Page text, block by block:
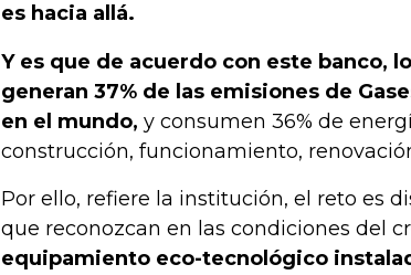
es hacia allá.
Y es que de acuerdo con este banco,
generan 37% de las emisiones de
en el mundo, y consumen 36% de
construcción, funcionamiento,
Por ello, refiere la institución, el reto es
que reconozcan en las condiciones del
equipamiento eco-tecnológico